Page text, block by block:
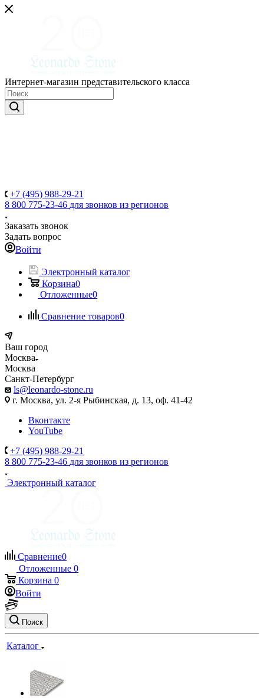
Интернет-магазин представительского класса
+7 (495) 988-29-21
8 800 775-23-46 для звонков из регионов
Заказать звонок
Задать вопрос
Войти
Электронный каталог
Корзина0
Отложенные0
Сравнение товаров0
Ваш город
Москва
Москва
Санкт-Петербург
ls@leonardo-stone.ru
г. Москва, ул. 2-я Рыбинская, д. 13, оф. 41-42
Вконтакте
YouTube
+7 (495) 988-29-21
8 800 775-23-46 для звонков из регионов
Электронный каталог
Сравнение0
Отложенные 0
Корзина 0
Войти
Поиск
Каталог